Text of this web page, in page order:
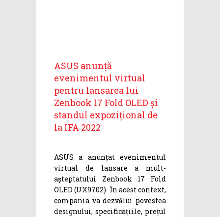
ASUS anunță
evenimentul virtual
pentru lansarea lui
Zenbook 17 Fold OLED și
standul expozițional de
la IFA 2022
ASUS a anunțat evenimentul
virtual de lansare a mult-
așteptatului Zenbook 17 Fold
OLED (UX9702). În acest context,
compania va dezvălui povestea
designului, specificațiile, prețul